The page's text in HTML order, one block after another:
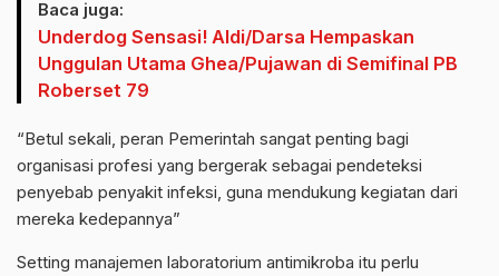
Baca juga:
Underdog Sensasi! Aldi/Darsa Hempaskan
Unggulan Utama Ghea/Pujawan di Semifinal PB
Roberset 79
“Betul sekali, peran Pemerintah sangat penting bagi
organisasi profesi yang bergerak sebagai pendeteksi
penyebab penyakit infeksi, guna mendukung kegiatan dari
mereka kedepannya”
Setting manajemen laboratorium antimikroba itu perlu